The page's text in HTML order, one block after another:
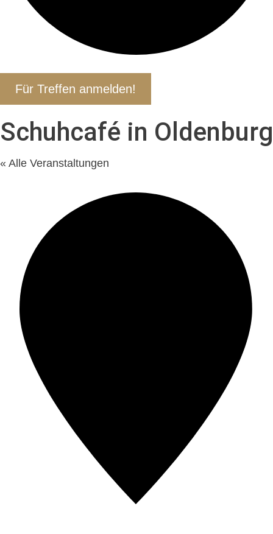
Für Treffen anmelden!
Schuhcafé in Oldenburg
« Alle Veranstaltungen